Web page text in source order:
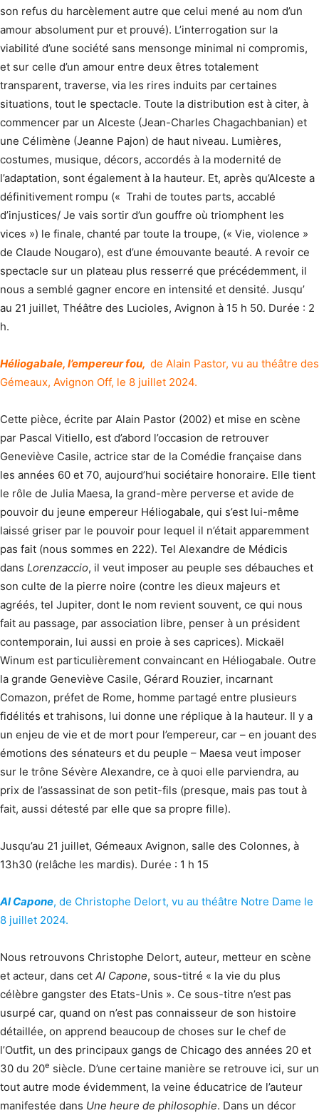
son refus du harcèlement autre que celui mené au nom d’un
amour absolument pur et prouvé). L’interrogation sur la
viabilité d’une société sans mensonge minimal ni compromis,
et sur celle d’un amour entre deux êtres totalement
transparent, traverse, via les rires induits par certaines
situations, tout le spectacle. Toute la distribution est à citer, à
commencer par un Alceste (Jean-Charles Chagachbanian) et
une Célimène (Jeanne Pajon) de haut niveau. Lumières,
costumes, musique, décors, accordés à la modernité de
l’adaptation, sont également à la hauteur. Et, après qu’Alceste a
définitivement rompu (« Trahi de toutes parts, accablé
d’injustices/ Je vais sortir d’un gouffre où triomphent les
vices ») le finale, chanté par toute la troupe, (« Vie, violence »
de Claude Nougaro), est d’une émouvante beauté. A revoir ce
spectacle sur un plateau plus resserré que précédemment, il
nous a semblé gagner encore en intensité et densité. Jusqu’
au 21 juillet, Théâtre des Lucioles, Avignon à 15 h 50. Durée : 2
h.
Héliogabale, l’empereur fou, de Alain Pastor, vu au théâtre des
Gémeaux, Avignon Off, le 8 juillet 2024.
Cette pièce, écrite par Alain Pastor (2002) et mise en scène
par Pascal Vitiello, est d’abord l’occasion de retrouver
Geneviève Casile, actrice star de la Comédie française dans
les années 60 et 70, aujourd’hui sociétaire honoraire. Elle tient
le rôle de Julia Maesa, la grand-mère perverse et avide de
pouvoir du jeune empereur Héliogabale, qui s’est lui-même
laissé griser par le pouvoir pour lequel il n’était apparemment
pas fait (nous sommes en 222). Tel Alexandre de Médicis
dans Lorenzaccio, il veut imposer au peuple ses débauches et
son culte de la pierre noire (contre les dieux majeurs et
agréés, tel Jupiter, dont le nom revient souvent, ce qui nous
fait au passage, par association libre, penser à un président
contemporain, lui aussi en proie à ses caprices). Mickaël
Winum est particulièrement convaincant en Héliogabale. Outre
la grande Geneviève Casile, Gérard Rouzier, incarnant
Comazon, préfet de Rome, homme partagé entre plusieurs
fidélités et trahisons, lui donne une réplique à la hauteur. Il y a
un enjeu de vie et de mort pour l’empereur, car – en jouant des
émotions des sénateurs et du peuple – Maesa veut imposer
sur le trône Sévère Alexandre, ce à quoi elle parviendra, au
prix de l’assassinat de son petit-fils (presque, mais pas tout à
fait, aussi détesté par elle que sa propre fille).
Jusqu’au 21 juillet, Gémeaux Avignon, salle des Colonnes, à
13h30 (relâche les mardis). Durée : 1 h 15
Al Capone, de Christophe Delort, vu au théâtre Notre Dame le
8 juillet 2024.
Nous retrouvons Christophe Delort, auteur, metteur en scène
et acteur, dans cet Al Capone, sous-titré « la vie du plus
célèbre gangster des Etats-Unis ». Ce sous-titre n’est pas
usurpé car, quand on n’est pas connaisseur de son histoire
détaillée, on apprend beaucoup de choses sur le chef de
l’Outfit, un des principaux gangs de Chicago des années 20 et
30 du 20e siècle. D’une certaine manière se retrouve ici, sur un
tout autre mode évidemment, la veine éducatrice de l’auteur
manifestée dans Une heure de philosophie. Dans un décor